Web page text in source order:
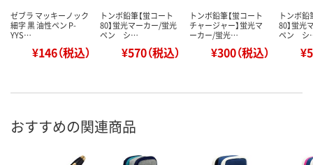
ゼブラ マッキーノック
細字 黒 油性ペン P-
YYS…
¥146（税込）
トンボ鉛筆【蛍コート
80】蛍光マーカー/蛍光
ペン シ…
¥570（税込）
トンボ鉛筆【蛍コート
チャージャー】蛍光マ
ーカー/蛍光…
¥300（税込）
トンボ鉛
80】蛍光
ペン
おすすめの関連商品